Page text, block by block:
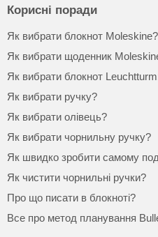
Корисні поради
Як вибрати блокнот Moleskine?
Як вибрати щоденник
Як вибрати блокнот
Як вибрати ручку?
Як вибрати олівець?
Як вибрати чорнильну ручку?
Як швидко зробити самому
Як чистити чорнильні ручки?
Про що писати в блокноті?
Все про метод планування